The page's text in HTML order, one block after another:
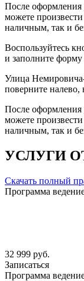
После оформления
можете
наличным, так и
Воспользуйтесь
и заполните форму
Улица
поверните налево,
После оформления
можете
наличным, так и
УСЛУГИ
Скачать полный
Программа
32 999 руб.
Записаться
Программа